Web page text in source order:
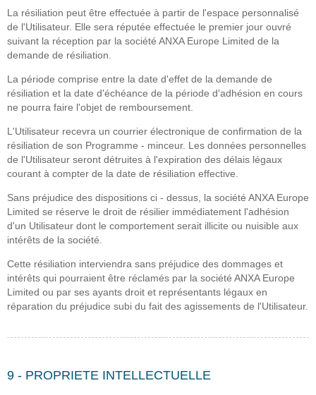
La résiliation peut être effectuée à partir de l'espace personnalisé
de l'Utilisateur. Elle sera réputée effectuée le premier jour ouvré
suivant la réception par la société ANXA Europe Limited de la
demande de résiliation.
La période comprise entre la date d'effet de la demande de
résiliation et la date d'échéance de la période d'adhésion en cours
ne pourra faire l'objet de remboursement.
L'Utilisateur recevra un courrier électronique de confirmation de la
résiliation de son Programme - minceur. Les données personnelles
de l'Utilisateur seront détruites à l'expiration des délais légaux
courant à compter de la date de résiliation effective.
Sans préjudice des dispositions ci - dessus, la société ANXA Europe
Limited se réserve le droit de résilier immédiatement l'adhésion
d'un Utilisateur dont le comportement serait illicite ou nuisible aux
intérêts de la société.
Cette résiliation interviendra sans préjudice des dommages et
intérêts qui pourraient être réclamés par la société ANXA Europe
Limited ou par ses ayants droit et représentants légaux en
réparation du préjudice subi du fait des agissements de l'Utilisateur.
9 - PROPRIETE INTELLECTUELLE